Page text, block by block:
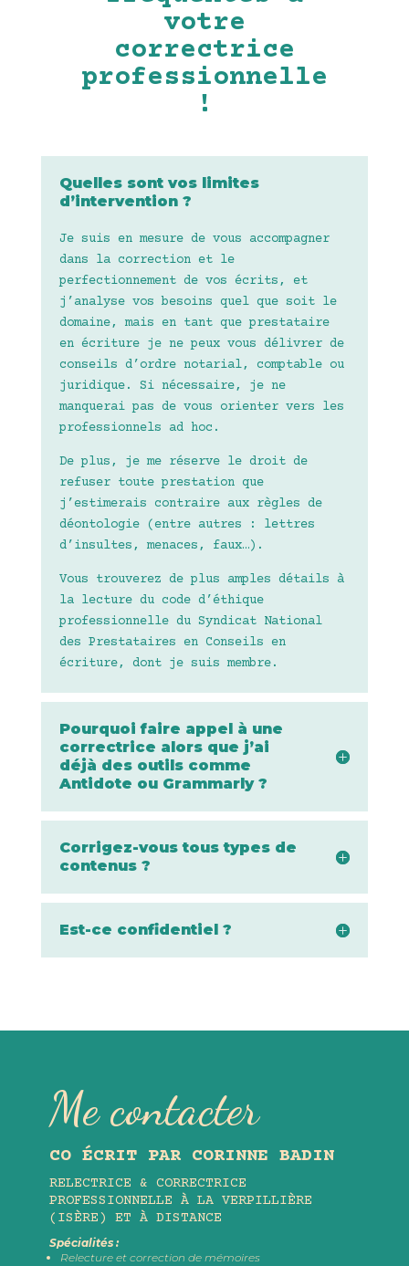
votre
correctrice
professionnelle
!
Quelles sont vos limites
d’intervention ?
Je suis en mesure de vous accompagner
dans la correction et le
perfectionnement de vos écrits, et
j’analyse vos besoins quel que soit le
domaine, mais en tant que prestataire
en écriture je ne peux vous délivrer de
conseils d’ordre notarial, comptable ou
juridique. Si nécessaire, je ne
manquerai pas de vous orienter vers les
professionnels ad hoc.
De plus, je me réserve le droit de
refuser toute prestation que
j’estimerais contraire aux règles de
déontologie (entre autres : lettres
d’insultes, menaces, faux…).
Vous trouverez de plus amples détails à
la lecture du code d’éthique
professionnelle du Syndicat National
des Prestataires en Conseils en
écriture, dont je suis membre.
Pourquoi faire appel à une
correctrice alors que j’ai
déjà des outils comme
Antidote ou Grammarly ?
Corrigez-vous tous types de
contenus ?
Est-ce confidentiel ?
Me contacter
CO ÉCRIT PAR CORINNE BADIN
RELECTRICE & CORRECTRICE
PROFESSIONNELLE À LA VERPILLIÈRE
(ISÈRE) ET À DISTANCE
Spécialités :
Relecture et correction de mémoires